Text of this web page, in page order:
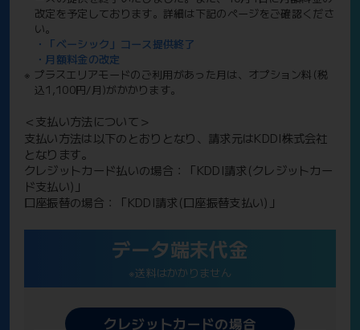
改定を予定しております。詳細は下記のページをご確認くださ
い。
・「ベーシック」コース提供終了
・月額料金の改定
※ プラスエリアモードのご利用があった月は、オプション料(税
込1,100円/月)がかかります。
＜支払い方法について＞
支払い方法は以下のとおりとなり、請求元はKDDI株式会社
となります。
クレジットカード払いの場合：「KDDI請求(クレジットカー
ド支払い)」
口座振替の場合：「KDDI請求(口座振替支払い)」
データ端末代金
※送料はかかりません
クレジットカードの場合